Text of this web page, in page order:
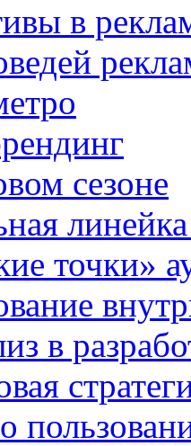
в
сезоне
точки»
в